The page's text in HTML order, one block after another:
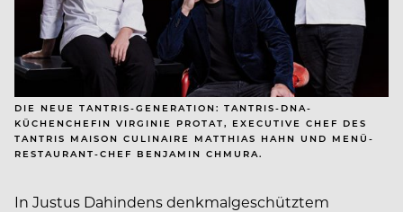
DIE NEUE TANTRIS-GENERATION: TANTRIS-DNA-
KÜCHENCHEFIN VIRGINIE PROTAT, EXECUTIVE CHEF DES
TANTRIS MAISON CULINAIRE MATTHIAS HAHN UND MENÜ-
RESTAURANT-CHEF BENJAMIN CHMURA.
In Justus Dahindens denkmalgeschütztem